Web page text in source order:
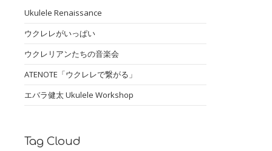
Ukulele Renaissance
ウクレレがいっぱい
ウクレリアンたちの音楽会
ATENOTE「ウクレレで繋がる」
エバラ健太 Ukulele Workshop
Tag Cloud